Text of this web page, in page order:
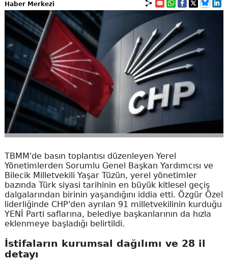
Haber Merkezi
TBMM'de basın toplantısı düzenleyen Yerel
Yönetimlerden Sorumlu Genel Başkan Yardımcısı ve
Bilecik Milletvekili Yaşar Tüzün, yerel yönetimler
bazında Türk siyasi tarihinin en büyük kitlesel geçiş
dalgalarından birinin yaşandığını iddia etti. Özgür Özel
liderliğinde CHP'den ayrılan 91 milletvekilinin kurduğu
YENİ Parti saflarına, belediye başkanlarının da hızla
eklenmeye başladığı belirtildi.
İstifaların kurumsal dağılımı ve 28 il
detayı